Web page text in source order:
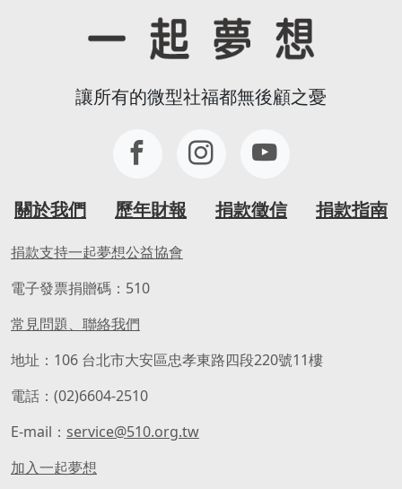
讓所有的微型社福都無後顧之憂
關於我們 歷年財報 捐款徵信 捐款指南
捐款支持一起夢想公益協會
電子發票捐贈碼：510
常見問題、聯絡我們
地址：106 台北市大安區忠孝東路四段220號11樓
電話：(02)6604-2510
E-mail： service@510.org.tw
加入一起夢想